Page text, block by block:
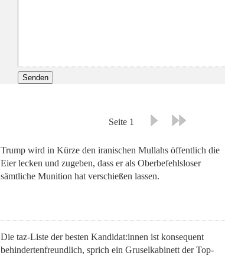
Seite 1
Trump wird in Kürze den iranischen Mullahs öffentlich die
Eier lecken und zugeben, dass er als Oberbefehlsloser
sämtliche Munition hat verschießen lassen.
Die taz-Liste der besten Kandidat:innen ist konsequent
behindertenfreundlich, sprich ein Gruselkabinett der Top-